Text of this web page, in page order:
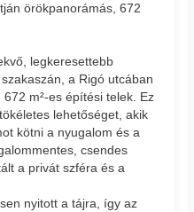
örökpanorámás, 672
legkeresettebb
a Rigó utcában
m²-es építési telek. Ez
lehetőséget, akik
kötni a nyugalom és a
csendes
a privát szféra és a
nyitott a tájra, így az